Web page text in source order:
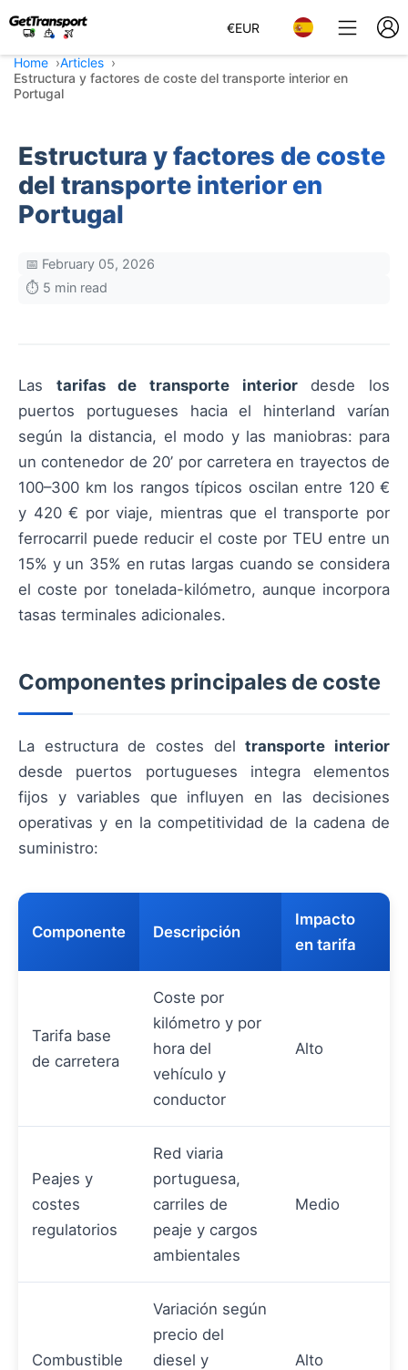
€EUR
Home
Articles
Estructura y factores de coste del transporte interior en
Portugal
Estructura y factores de coste
del transporte interior en
Portugal
📅 February 05, 2026
⏱️ 5 min read
Las tarifas de transporte interiordesde los
puertos portugueses hacia el hinterland varían
según la distancia, el modo y las maniobras: para
un contenedor de 20’ por carretera en trayectos de
100–300 km los rangos típicos oscilan entre 120 €
y 420 € por viaje, mientras que el transporte por
ferrocarril puede reducir el coste por TEU entre un
15% y un 35% en rutas largas cuando se considera
el coste por tonelada-kilómetro, aunque incorpora
tasas terminales adicionales.
Componentes principales de coste
La estructura de costes deltransporte interior
desde puertos portugueses integra elementos
fijos y variables que influyen en las decisiones
operativas y en la competitividad de la cadena de
suministro:
Componente Descripción
Impacto
en tarifa
Tarifa base
de carretera
Coste por
kilómetro y por
hora del
vehículo y
conductor
Alto
Peajes y
costes
regulatorios
Red viaria
portuguesa,
carriles de
peaje y cargos
ambientales
Medio
Combustible
Variación según
precio del
diesel y
Alto